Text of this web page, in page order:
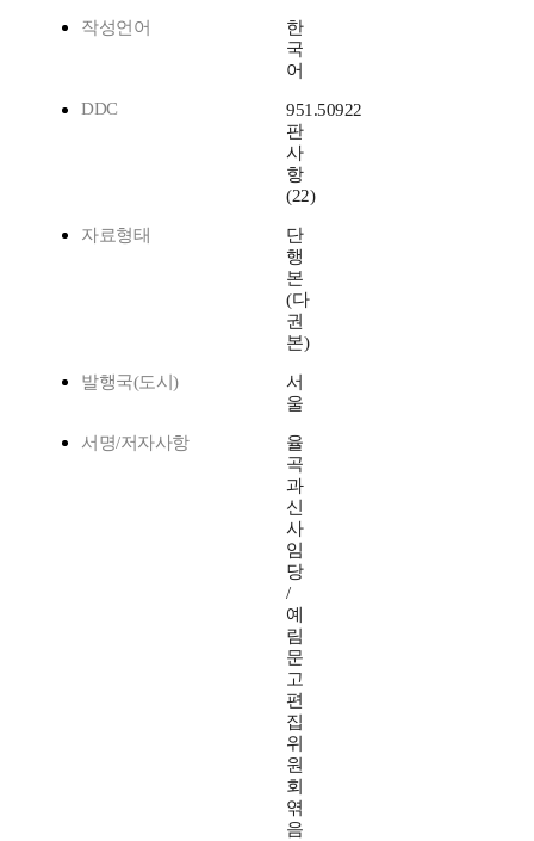
작성언어
한
국
어
DDC
951.50922
판
사
항
(22)
자료형태
단
행
본
(다
권
본)
발행국(도시)
서
울
서명/저자사항
율
곡
과
신
사
임
당
/
예
림
문
고
편
집
위
원
회
엮
음